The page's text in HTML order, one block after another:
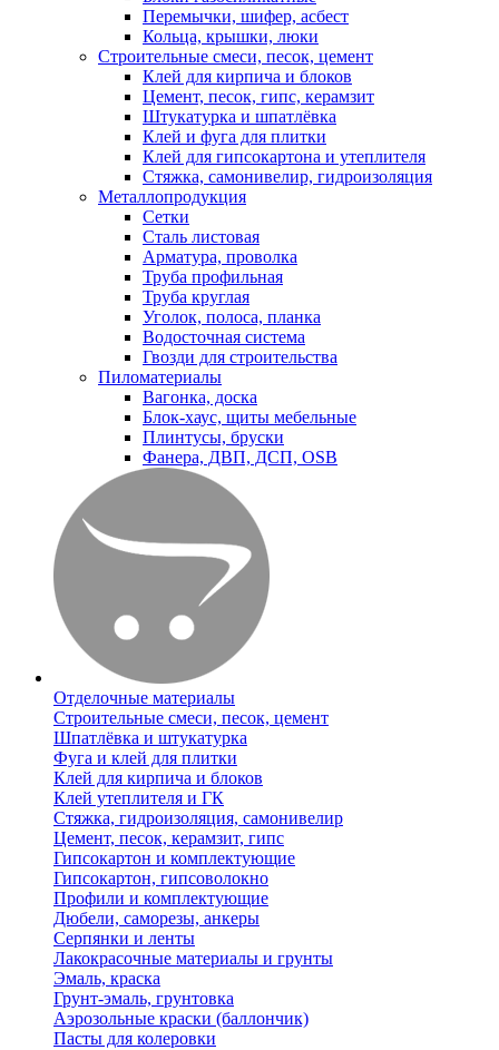
Перемычки, шифер, асбест
Кольца, крышки, люки
Строительные смеси, песок, цемент
Клей для кирпича и блоков
Цемент, песок, гипс, керамзит
Штукатурка и шпатлёвка
Клей и фуга для плитки
Клей для гипсокартона и утеплителя
Стяжка, самонивелир, гидроизоляция
Металлопродукция
Сетки
Сталь листовая
Арматура, проволка
Труба профильная
Труба круглая
Уголок, полоса, планка
Водосточная система
Гвозди для строительства
Пиломатериалы
Вагонка, доска
Блок-хаус, щиты мебельные
Плинтусы, бруски
Фанера, ДВП, ДСП, OSB
Отделочные материалы
Строительные смеси, песок, цемент
Шпатлёвка и штукатурка
Фуга и клей для плитки
Клей для кирпича и блоков
Клей утеплителя и ГК
Стяжка, гидроизоляция, самонивелир
Цемент, песок, керамзит, гипс
Гипсокартон и комплектующие
Гипсокартон, гипсоволокно
Профили и комплектующие
Дюбели, саморезы, анкеры
Серпянки и ленты
Лакокрасочные материалы и грунты
Эмаль, краска
Грунт-эмаль, грунтовка
Аэрозольные краски (баллончик)
Пасты для колеровки